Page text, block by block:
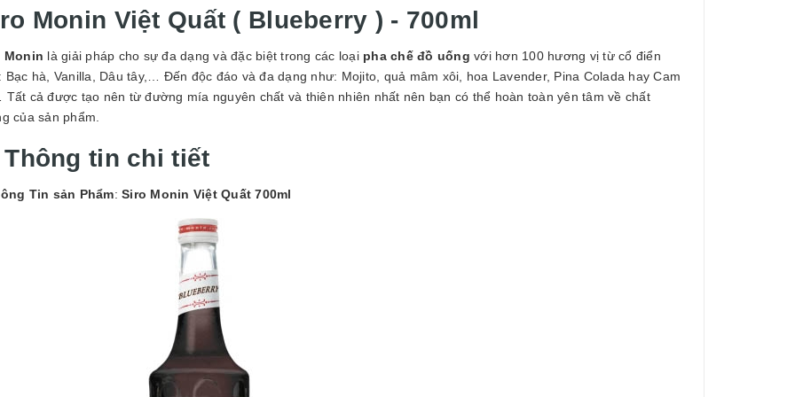
Monin Việt Quất ( Blueberry ) - 700ml
Monin là giải pháp cho sự đa dạng và đặc biệt trong các loại pha chế đồ uống với hơn 100 hương vị từ cổ điển
Bạc hà, Vanilla, Dâu tây,… Đến độc đáo và đa dạng như: Mojito, quả mâm xôi, hoa Lavender, Pina Colada hay Cam
cả được tạo nên từ đường mía nguyên chất và thiên nhiên nhất nên bạn có thể hoàn toàn yên tâm về chất
của sản phẩm.
Thông tin chi tiết
Tin sản Phẩm: Siro Monin Việt Quất 700ml
- TOBEE FOOD
25.000₫